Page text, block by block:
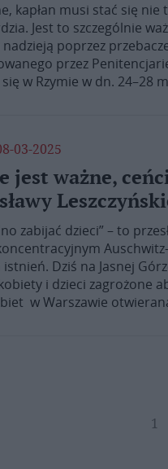
kapłan musi stać się
Jest to szczególnie
nadzieją poprzez
przez
w Rzymie w dn. 24–28
03-2025
jest ważne,
zabijać dzieci” – to
Dziś na Jasnej
i dzieci zagrożone
w Warszawie
1